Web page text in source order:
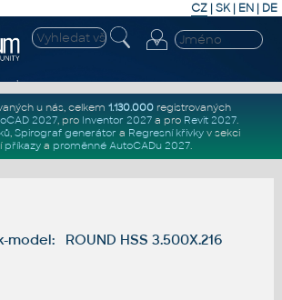
CZ | SK| EN | DE
u nás, celkem 1.130.000registrovaných
2027, pro Inventor 2027a pro Revit 2027.
, Spirograf generátor a Regresní křivkyv sekci
příkazya proměnné AutoCADu 2027.
model: ROUND HSS 3.500X.216